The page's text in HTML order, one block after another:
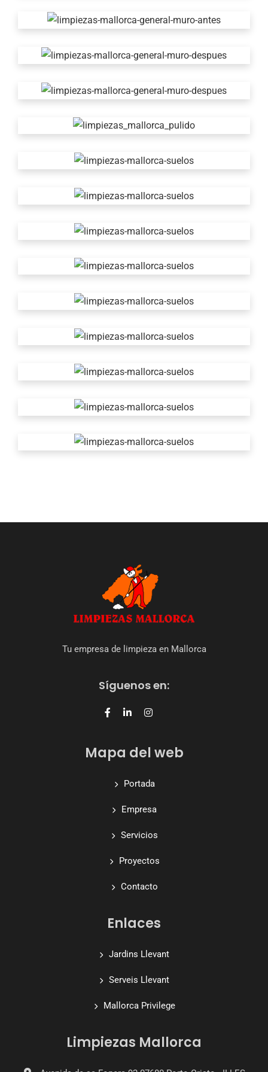
Tu empresa de limpieza en Mallorca
Síguenos en:
Mapa del web
Portada
Empresa
Servicios
Proyectos
Contacto
Enlaces
Jardins Llevant
Serveis Llevant
Mallorca Privilege
Limpiezas Mallorca